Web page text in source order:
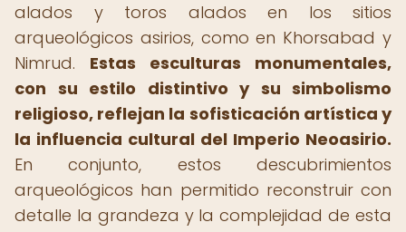
alados y toros alados en los sitios
arqueológicos asirios, como en Khorsabad y
Nimrud. Estas esculturas monumentales,
con su estilo distintivo y su simbolismo
religioso, reflejan la sofisticación artística y
la influencia cultural del Imperio Neoasirio.
En conjunto, estos descubrimientos
arqueológicos han permitido reconstruir con
detalle la grandeza y la complejidad de esta